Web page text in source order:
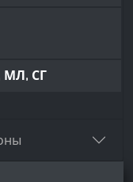
МЛ, СГ